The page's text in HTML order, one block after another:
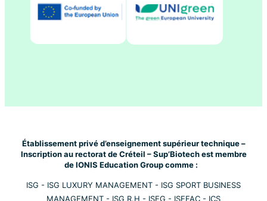
Établissement privé d’enseignement supérieur technique –
Inscription au rectorat de Créteil – Sup’Biotech est membre
de IONIS Education Group comme :
ISG - ISG LUXURY MANAGEMENT - ISG SPORT BUSINESS
MANAGEMENT - ISG R.H - ISEG - ISEFAC - ICS